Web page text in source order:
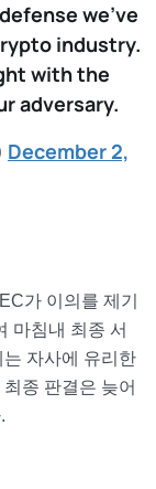
we’ve
industry.
with the
adversary.
December 2,
가 이의를 제기
마침내 최종 서
자사에 유리한
종 판결은 늦어